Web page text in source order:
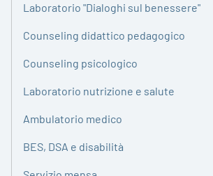
Laboratorio "Dialoghi sul benessere"
Counseling didattico pedagogico
Counseling psicologico
Laboratorio nutrizione e salute
Ambulatorio medico
BES, DSA e disabilità